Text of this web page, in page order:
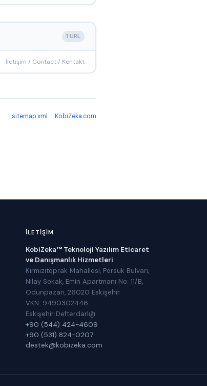
1 URL
İletişim / Contact / Kontakt
sitemap.xml · KobiZeka.com
İLETIŞIM
KobiZeka™ Teknoloji Yazılım Eticaret
ve Danışmanlık Hizmetleri
Kırmızıtoprak Mahallesi, Porsuk Bulvarı,
Nilay Sokak, Emin Apartmanı No: 11/B,
Odunpazarı, 26020 Eskişehir
VKN: 9490302446
Eskişehir Defterdarlığı
+90 (544) 424-4609
+90 (531) 824-0207
destek@kobizeka.com